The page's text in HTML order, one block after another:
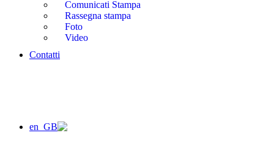
Comunicati Stampa
Rassegna stampa
Foto
Video
Contatti